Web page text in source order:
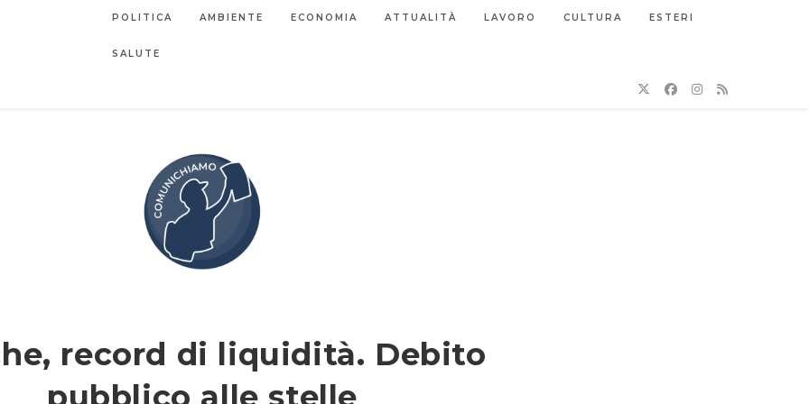
POLITICA AMBIENTE ECONOMIA ATTUALITÀ LAVORO CULTURA ESTERI
SALUTE
record di liquidità. Debito